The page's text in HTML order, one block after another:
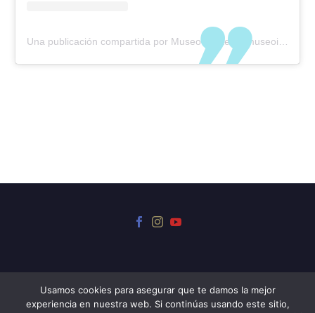
© 2024 Museo Iriarte
Usamos cookies para asegurar que te damos la mejor
experiencia en nuestra web. Si continúas usando este sitio,